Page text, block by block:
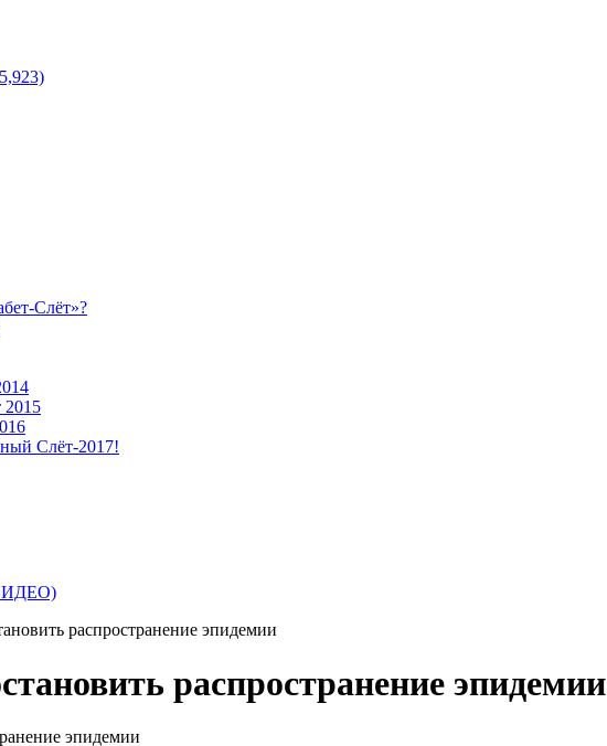
Слёт»?
Слёт-2017!
распространение эпидемии
распространение эпидемии